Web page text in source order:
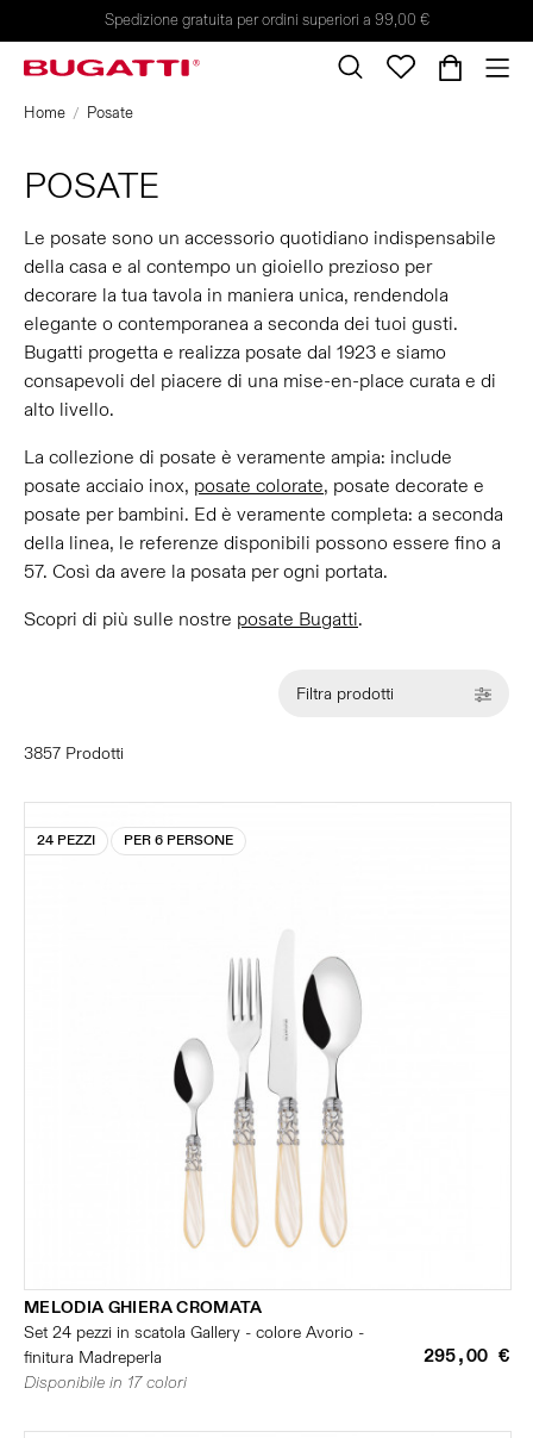
Spedizione gratuita per ordini superiori a 99,00 €
Home Posate
POSATE
Le posate sono un accessorio quotidiano indispensabile
della casa e al contempo un gioiello prezioso per
decorare la tua tavola in maniera unica, rendendola
elegante o contemporanea a seconda dei tuoi gusti.
Bugatti progetta e realizza posate dal 1923 e siamo
consapevoli del piacere di una mise-en-place curata e di
alto livello.
La collezione di posate è veramente ampia: include
posate acciaio inox, posate colorate, posate decorate e
posate per bambini. Ed è veramente completa: a seconda
della linea, le referenze disponibili possono essere fino a
57. Così da avere la posata per ogni portata.
Scopri di più sulle nostre posate Bugatti.
Filtra prodotti
3857 Prodotti
24 PEZZI PER 6 PERSONE
MELODIA GHIERA CROMATA
Set 24 pezzi in scatola Gallery - colore Avorio -
finitura Madreperla
295,00 €
Disponibile in 17 colori